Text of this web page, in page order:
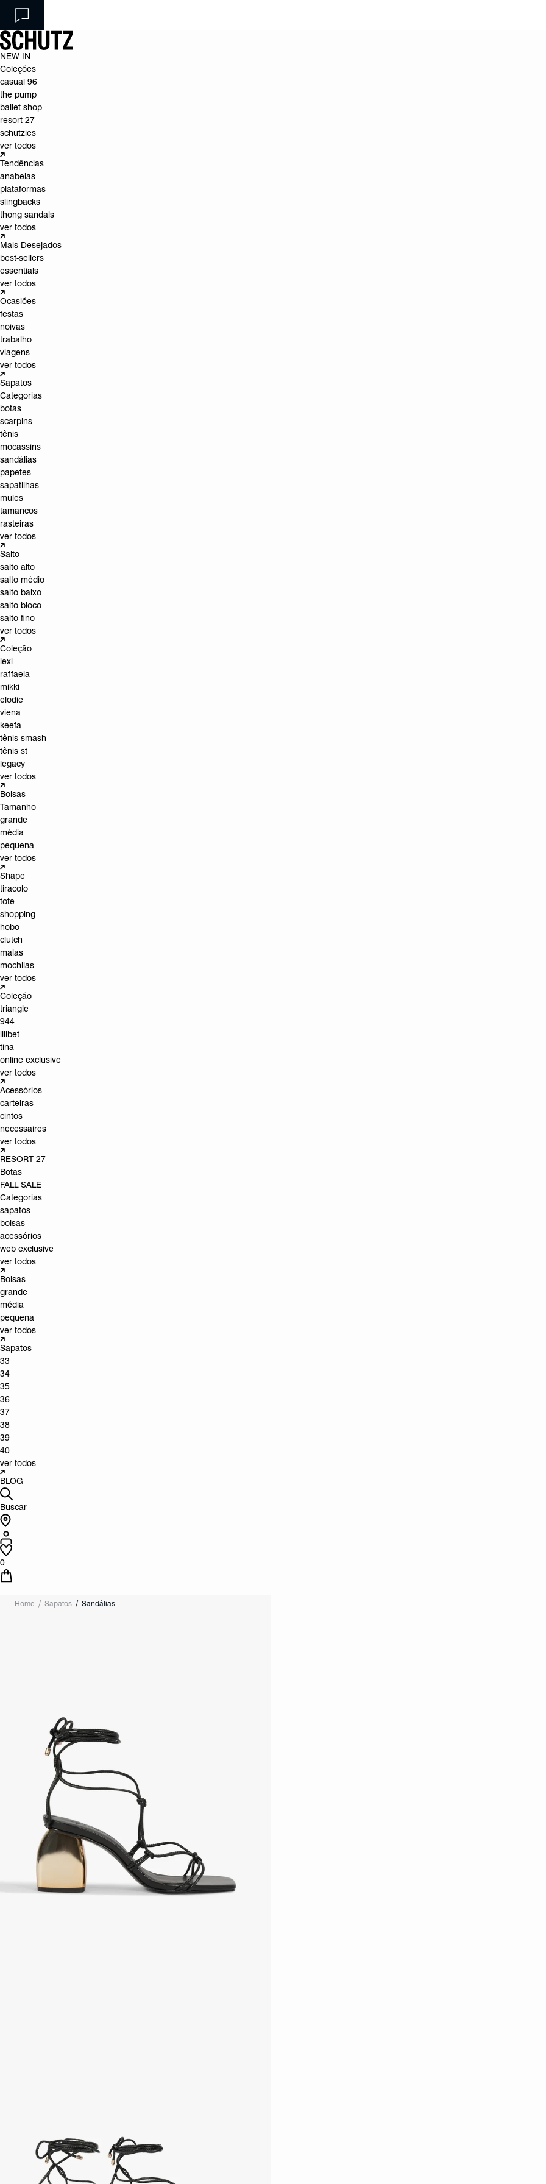
NEW IN
Coleções
casual 96
the pump
ballet shop
resort 27
schutzies
ver todos
Tendências
anabelas
plataformas
slingbacks
thong sandals
ver todos
Mais Desejados
best-sellers
essentials
ver todos
Ocasiões
festas
noivas
trabalho
viagens
ver todos
Sapatos
Categorias
botas
scarpins
tênis
mocassins
sandálias
papetes
sapatilhas
mules
tamancos
rasteiras
ver todos
Salto
salto alto
salto médio
salto baixo
salto bloco
salto fino
ver todos
Coleção
lexi
raffaela
mikki
elodie
viena
keefa
tênis smash
tênis st
legacy
ver todos
Bolsas
Tamanho
grande
média
pequena
ver todos
Shape
tiracolo
tote
shopping
hobo
clutch
malas
mochilas
ver todos
Coleção
triangle
944
lilibet
tina
online exclusive
ver todos
Acessórios
carteiras
cintos
necessaires
ver todos
RESORT 27
Botas
FALL SALE
Categorias
sapatos
bolsas
acessórios
web exclusive
ver todos
Bolsas
grande
média
pequena
ver todos
Sapatos
33
34
35
36
37
38
39
40
ver todos
BLOG
Buscar
0
Home Sapatos Sandálias